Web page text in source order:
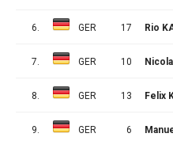
6. GER 17 Rio
7. GER 10
8. GER 13 Felix
9. GER 6